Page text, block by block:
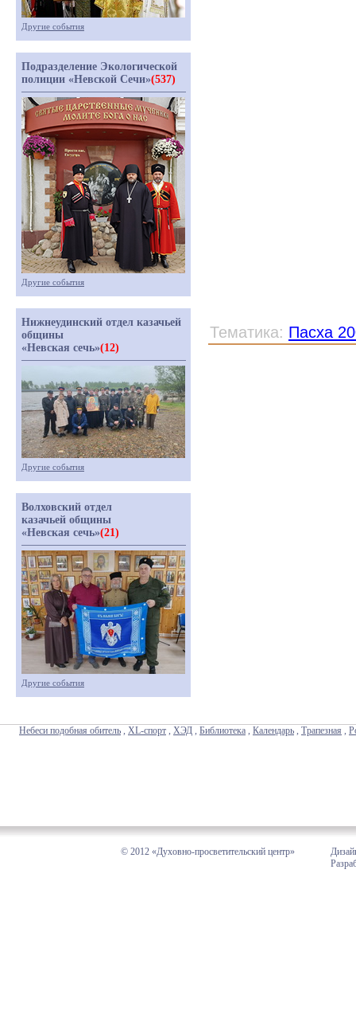
Тематика: Пасха
Другие события
Подразделение Экологической
полиции «Невской Сечи»(537)
Другие события
Нижнеудинский отдел казачьей
общины
«Невская сечь»(12)
Другие события
Волховский отдел
казачьей общины
«Невская сечь»(21)
Другие события
Небеси подобная обитель , XL-спорт , ХЭД , Библиотека , Календарь , Трапезная ,
© 2012 «Духовно-просветительский центр»